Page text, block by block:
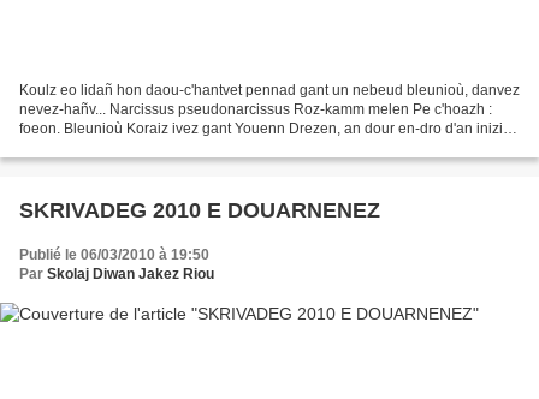
Koulz eo lidañ hon daou-c'hantvet pennad gant un nebeud bleunioù, danvez
nevez-hañv... Narcissus pseudonarcissus Roz-kamm melen Pe c'hoazh :
foeon. Bleunioù Koraiz ivez gant Youenn Drezen, an dour en-dro d'an inizi p.
SKRIVADEG 2010 E DOUARNENEZ
Publié le 06/03/2010 à 19:50
Par Skolaj Diwan Jakez Riou